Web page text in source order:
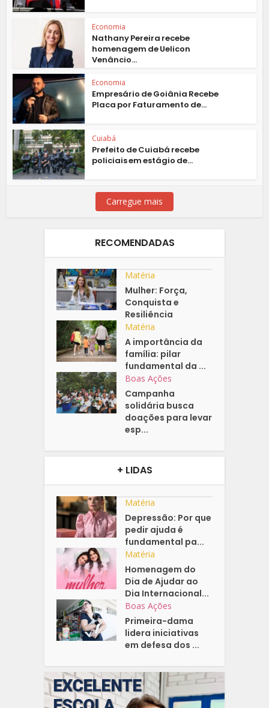
Economia
Nathany Pereira recebe
homenagem de Uelicon
Venâncio...
Economia
Empresário de Goiânia Recebe
Placa por Faturamento de...
Cuiabá
Prefeito de Cuiabá recebe
policiais em estágio de...
Carregue mais
RECOMENDADAS
Matéria
Mulher: Força,
Conquista e
Resiliência
Matéria
A importância da
família: pilar
fundamental da ...
Boas Ações
Campanha
solidária busca
doações para levar
esp...
+ LIDAS
Matéria
Depressão: Por que
pedir ajuda é
fundamental pa...
Matéria
Homenagem do
Dia de Ajudar ao
Dia Internacional...
Boas Ações
Primeira-dama
lidera iniciativas
em defesa dos ...